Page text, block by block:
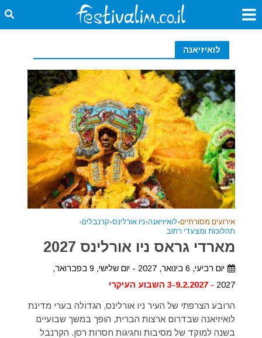
לואיזיאנה
אירועים מסורתיים•לואיזיאנה•ניו אורלינס•קרנבלים•
תהלוכות ומצעדי רחוב
מארדי גראס ניו אורלינס 2027
יום רביעי, 6 בינואר, 2027 - יום שלישי, 9 בפברואר,
2027 - 3-9.2.2027 השבוע העיקרי
הרובע הצרפתי של העיר ניו אורלינס, הגדולה בערי מדינת
לואיזיאנה שבדרום ארצות הברית, הופך במשך שבועיים
בשנה למוקד של מסיבות וחגיגות חסרות רסן. הקרנבל